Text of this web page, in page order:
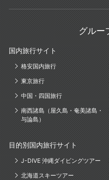
グルー
国内旅行サイト
格安国内旅行
東京旅行
中国・四国旅行
南西諸島（屋久島・奄美諸島・
与論島）
目的別国内旅行サイト
J-DIVE 沖縄ダイビングツアー
北海道スキーツアー